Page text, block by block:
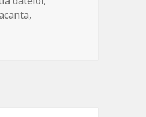
,
va datele de hackeri in